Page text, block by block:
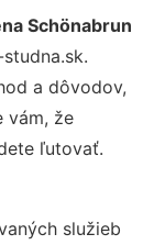
Schönabrun
a dôvodov,
vám, že
ľutovať.
služieb